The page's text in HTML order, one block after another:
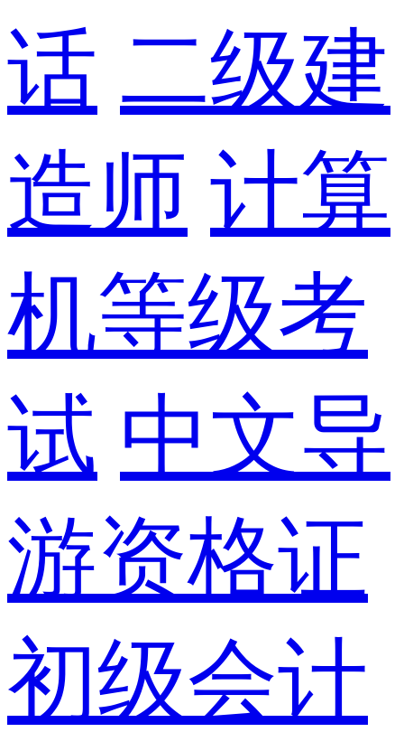
话 二级建
造师 计算
机等级考
试 中文导
游资格证
初级会计